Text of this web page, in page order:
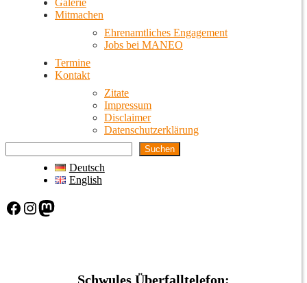
Galerie
Mitmachen
Ehrenamtliches Engagement
Jobs bei MANEO
Termine
Kontakt
Zitate
Impressum
Disclaimer
Datenschutzerklärung
Suchen
Deutsch
English
Facebook Instagram Mastodon
Schwules Überfalltelefon: